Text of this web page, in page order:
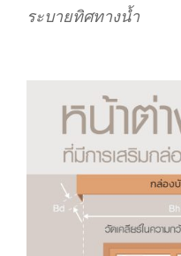
ระบายทิศทางน้ำ